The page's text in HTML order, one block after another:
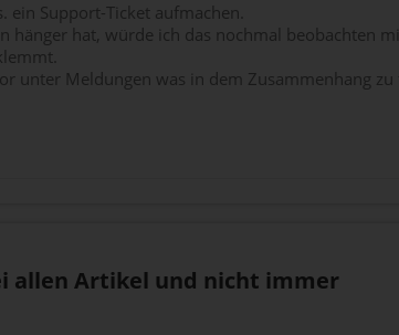
Support-Ticket aufmachen.
hänger hat, würde ich das nochmal beobachten
unter Meldungen was in dem Zusammenhang zu
allen Artikel und nicht immer